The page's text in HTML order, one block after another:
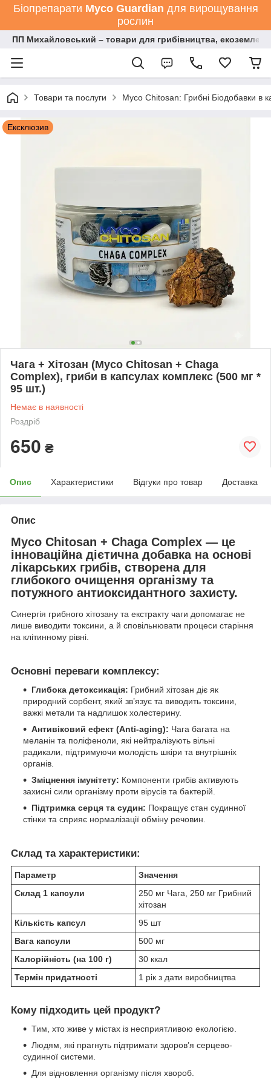
Біопрепарати Мyco Guardian для вирощування
рослин
ПП Михайловський – товари для грибівництва,
Товари та послуги Myco Chitosan: Грибні Біодобавки в
Ексклюзив
Чага + Хітозан (Myco Chitosan + Chaga
Complex), гриби в капсулах комплекс (500 мг *
95 шт.)
Немає в наявності
Роздріб
650 ₴
Опис Характеристики Відгуки про товар Доставка
Опис
Myco Chitosan + Chaga Complex — це
інноваційна дієтична добавка на основі
лікарських грибів, створена для
глибокого очищення організму та
потужного антиоксидантного захисту.
Синергія грибного хітозану та екстракту чаги допомагає не
лише виводити токсини, а й сповільнювати процеси старіння
на клітинному рівні.
Основні переваги комплексу:
Глибока детоксикація: Грибний хітозан діє як
природний сорбент, який зв’язує та виводить токсини,
важкі метали та надлишок холестерину.
Антивіковий ефект (Anti-aging): Чага багата на
меланін та поліфеноли, які нейтралізують вільні
радикали, підтримуючи молодість шкіри та внутрішніх
органів.
Зміцнення імунітету: Компоненти грибів активують
захисні сили організму проти вірусів та бактерій.
Підтримка серця та судин: Покращує стан судинної
стінки та сприяє нормалізації обміну речовин.
Склад та характеристики:
Параметр
Значення
Склад 1 капсули
250 мг Чага, 250 мг Грибний
хітозан
Кількість капсул
95 шт
Вага капсули
500 мг
Калорійність (на 100 г)
30 ккал
Термін придатності
1 рік з дати виробництва
Кому підходить цей продукт?
Тим, хто живе у містах із несприятливою екологією.
Людям, які прагнуть підтримати здоров’я серцево-
судинної системи.
Для відновлення організму після хвороб.